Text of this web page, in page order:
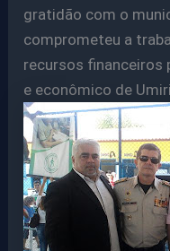
gratidão com o
comprometeu a
recursos financeiros
e econômico de